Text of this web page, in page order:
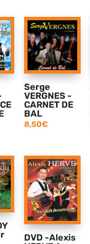
Serge
VERGNES -
CARNET DE
BAL
8,50€
DVD -Alexis